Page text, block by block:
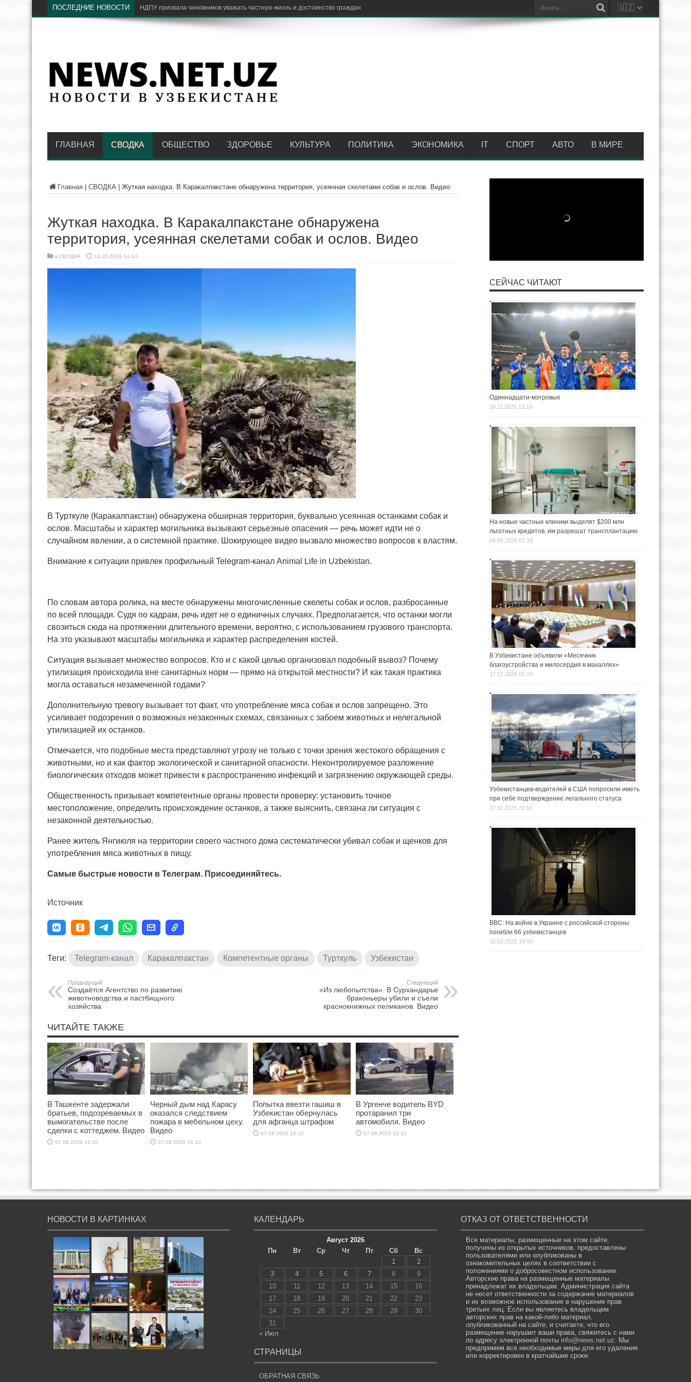
ПОСЛЕДНИЕ НОВОСТИ С
ГЛАВНАЯ СВОДКА ОБЩЕСТВО ЗДОРОВЬЕ КУЛЬТУРА ПОЛИТИКА ЭКОНОМИКА IT СПОРТ АВТО В МИРЕ
Главная СВОДКА Жуткая находка. В Каракалпакстане обнаружена территория, усеянная скелетами собак и ослов. Видео
Жуткая находка. В Каракалпакстане обнаружена
территория, усеянная скелетами собак и ослов. Видео
в СВОДКА 13.05.2026 14:10
В Турткуле (Каракалпакстан) обнаружена обширная территория, буквально усеянная останками собак и
ослов. Масштабы и характер могильника вызывают серьезные опасения — речь может идти не о
случайном явлении, а о системной практике. Шокирующее видео вызвало множество вопросов к властям.
Внимание к ситуации привлек профильный Telegram-канал Animal Life in Uzbekistan.
По словам автора ролика, на месте обнаружены многочисленные скелеты собак и ослов, разбросанные
по всей площади. Судя по кадрам, речь идет не о единичных случаях. Предполагается, что останки могли
свозиться сюда на протяжении длительного времени, вероятно, с использованием грузового транспорта.
На это указывают масштабы могильника и характер распределения костей.
Ситуация вызывает множество вопросов. Кто и с какой целью организовал подобный вывоз? Почему
утилизация происходила вне санитарных норм — прямо на открытой местности? И как такая практика
могла оставаться незамеченной годами?
Дополнительную тревогу вызывает тот факт, что употребление мяса собак и ослов запрещено. Это
усиливает подозрения о возможных незаконных схемах, связанных с забоем животных и нелегальной
утилизацией их останков.
Отмечается, что подобные места представляют угрозу не только с точки зрения жестокого обращения с
животными, но и как фактор экологической и санитарной опасности. Неконтролируемое разложение
биологических отходов может привести к распространению инфекций и загрязнению окружающей среды.
Общественность призывает компетентные органы провести проверку: установить точное
местоположение, определить происхождение останков, а также выяснить, связана ли ситуация с
незаконной деятельностью.
Ранее житель Янгиюля на территории своего частного дома систематически убивал собак и щенков для
употребления мяса животных в пищу.
Самые быстрые новости в Телеграм. Присоединяйтесь.
Источник
Теги: Telegram-канал Каракалпакстан Компетентные органы Турткуль Узбекистан
Предыдущий
Создаётся Агентство по развитию
животноводства и пастбищного
хозяйства
Следующий
«Из любопытства». В Сурхандарье
браконьеры убили и съели
краснокнижных пеликанов. Видео
ЧИТАЙТЕ ТАКЖЕ
В Ташкенте задержали
братьев, подозреваемых в
вымогательстве после
сделки с коттеджем. Видео
07.08.2026 16:10
Черный дым над Карасу
оказался следствием
пожара в мебельном цеху.
Видео
07.08.2026 16:10
Попытка ввезти гашиш в
Узбекистан обернулась
для афганца штрафом
07.08.2026 16:10
В Ургенче водитель BYD
протаранил три
автомобиля. Видео
07.08.2026 16:10
СЕЙЧАС ЧИТАЮТ
Одиннадцати-мэтровые
19.11.2025 13:10
На новые частные клиники выделят $200 млн
льготных кредитов, им разрешат трансплантацию
04.05.2026 07:10
В Узбекистане объявили «Месячник
благоустройства и милосердия в махаллях»
17.07.2026 05:10
Узбекистанцев-водителей в США попросили иметь
при себе подтверждение легального статуса
27.11.2025 23:10
BBC: На войне в Украине с российской стороны
погибли 66 узбекистанцев
15.07.2025 19:00
НОВОСТИ В КАРТИНКАХ КАЛЕНДАРЬ
Август 2026
Пн
Вт Ср Чт Пт Сб
Вс
1
2
3
4 5 6 7 8
9
10
11 12 13 14 15
16
17
18 19 20 21 22
23
24
25 26 27 28 29
30
31
« Июл
СТРАНИЦЫ
ОБРАТНАЯ СВЯЗЬ
ОТКАЗ ОТ ОТВЕТСТВЕННОСТИ
Все материалы, размещенные на этом сайте,
получены из открытых источников, предоставлены
пользователями или опубликованы в
ознакомительных целях в соответствии с
положениями о добросовестном использовании.
Авторские права на размещенные материалы
принадлежат их владельцам. Администрация сайта
не несет ответственности за содержание материалов
и их возможное использование в нарушение прав
третьих лиц. Если вы являетесь владельцем
авторских прав на какой-либо материал,
опубликованный на сайте, и считаете, что его
размещение нарушает ваши права, свяжитесь с нами
по адресу электронной почты info@news.net.uz . Мы
предпримем все необходимые меры для его удаления
или корректировки в кратчайшие сроки.